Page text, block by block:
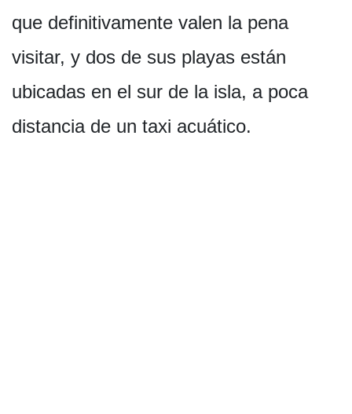
que definitivamente valen la pena
visitar, y dos de sus playas están
ubicadas en el sur de la isla, a poca
distancia de un taxi acuático.